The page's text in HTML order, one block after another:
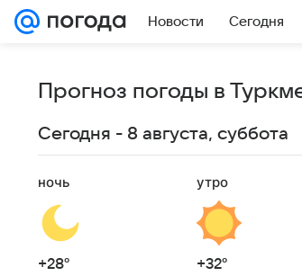
Новости Сегодня
Прогноз погоды в
Сегодня - 8 августа, суббота
ночь
+28°
утро
+32°